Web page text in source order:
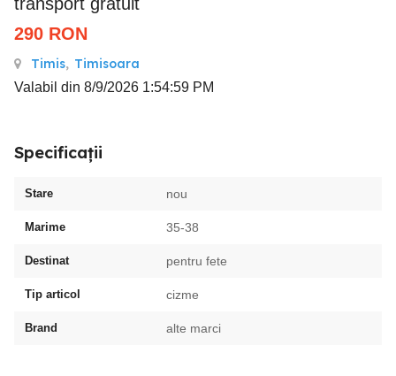
290 RON
Timis, Timisoara
Valabil din 8/9/2026 1:54:59 PM
Specificații
Stare nou
Marime 35-38
Destinat pentru fete
Tip articol cizme
Brand alte marci